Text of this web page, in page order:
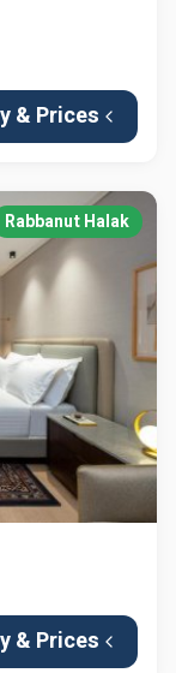
& Prices
Rabbanut Halak
& Prices